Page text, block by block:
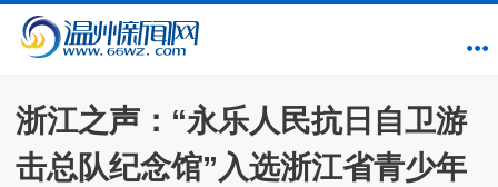
浙江之声：“永乐人民抗日自卫游
击总队纪念馆”入选浙江省青少年